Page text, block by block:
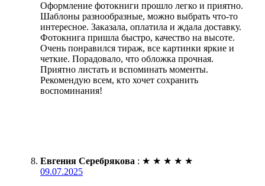
Оформление фотокниги прошло легко и приятно.
Шаблоны разнообразные, можно выбрать что-то
интересное. Заказала, оплатила и ждала доставку.
Фотокнига пришла быстро, качество на высоте.
Очень понравился тираж, все картинки яркие и
четкие. Порадовало, что обложка прочная.
Приятно листать и вспоминать моменты.
Рекомендую всем, кто хочет сохранить
воспоминания!
Евгения Серебрякова : ★ ★ ★ ★ ★
09.07.2025